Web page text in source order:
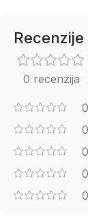
0 recenzija
0
0
0
0
0